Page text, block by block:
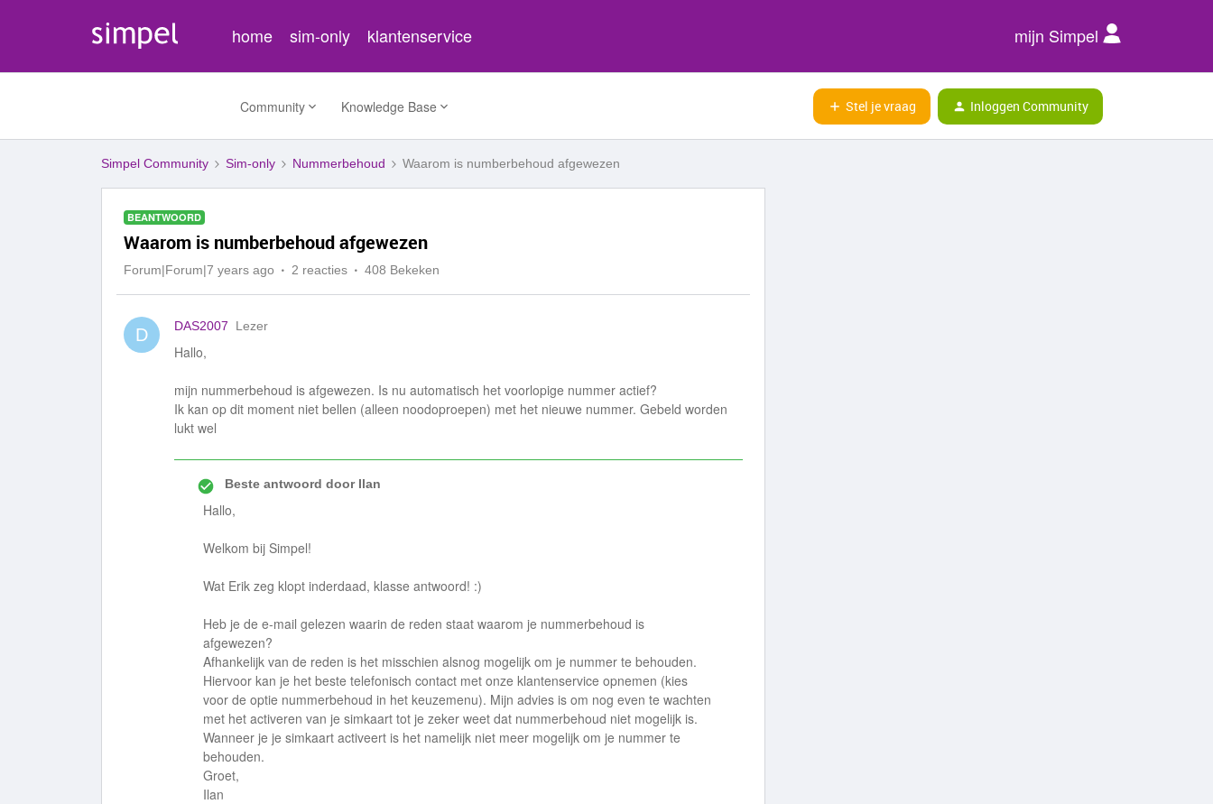
home sim-only klantenservice mijn Simpel
Community Knowledge Base Stel je vraag Inloggen Community
Simpel Community Sim-only Nummerbehoud Waarom is numberbehoud afgewezen
BEANTWOORD
Waarom is numberbehoud afgewezen
Forum|Forum|7 years ago 2 reacties 408 Bekeken
D DAS2007 Lezer
Hallo,
mijn nummerbehoud is afgewezen. Is nu automatisch het voorlopige nummer actief?
Ik kan op dit moment niet bellen (alleen noodoproepen) met het nieuwe nummer. Gebeld worden
lukt wel
Beste antwoord doorIlan
Hallo,
Welkom bij Simpel!
Wat Erik zeg klopt inderdaad, klasse antwoord! :)
Heb je de e-mail gelezen waarin de reden staat waarom je nummerbehoud is
afgewezen?
Afhankelijk van de reden is het misschien alsnog mogelijk om je nummer te behouden.
Hiervoor kan je het beste telefonisch contact met onze klantenservice opnemen (kies
voor de optie nummerbehoud in het keuzemenu). Mijn advies is om nog even te wachten
met het activeren van je simkaart tot je zeker weet dat nummerbehoud niet mogelijk is.
Wanneer je je simkaart activeert is het namelijk niet meer mogelijk om je nummer te
behouden.
Groet,
Ilan